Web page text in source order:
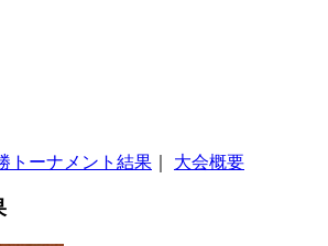
トーナメント結果 大会概要